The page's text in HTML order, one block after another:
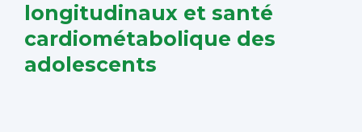
longitudinaux et santé
cardiométabolique des
adolescents